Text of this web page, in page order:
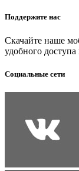
Поддержите нас
Скачайте наше
удобного
Социальные сети